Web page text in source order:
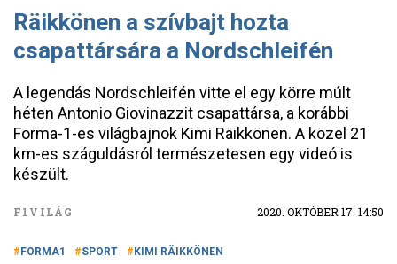
Räikkönen a szívbajt hozta
csapattársára a Nordschleifén
A legendás Nordschleifén vitte el egy körre múlt
héten Antonio Giovinazzit csapattársa, a korábbi
Forma-1-es világbajnok Kimi Räikkönen. A közel 21
km-es száguldásról természetesen egy videó is
készült.
F1VILÁG 2020. OKTÓBER 17. 14:50
FORMA1 SPORT KIMI RÄIKKÖNEN